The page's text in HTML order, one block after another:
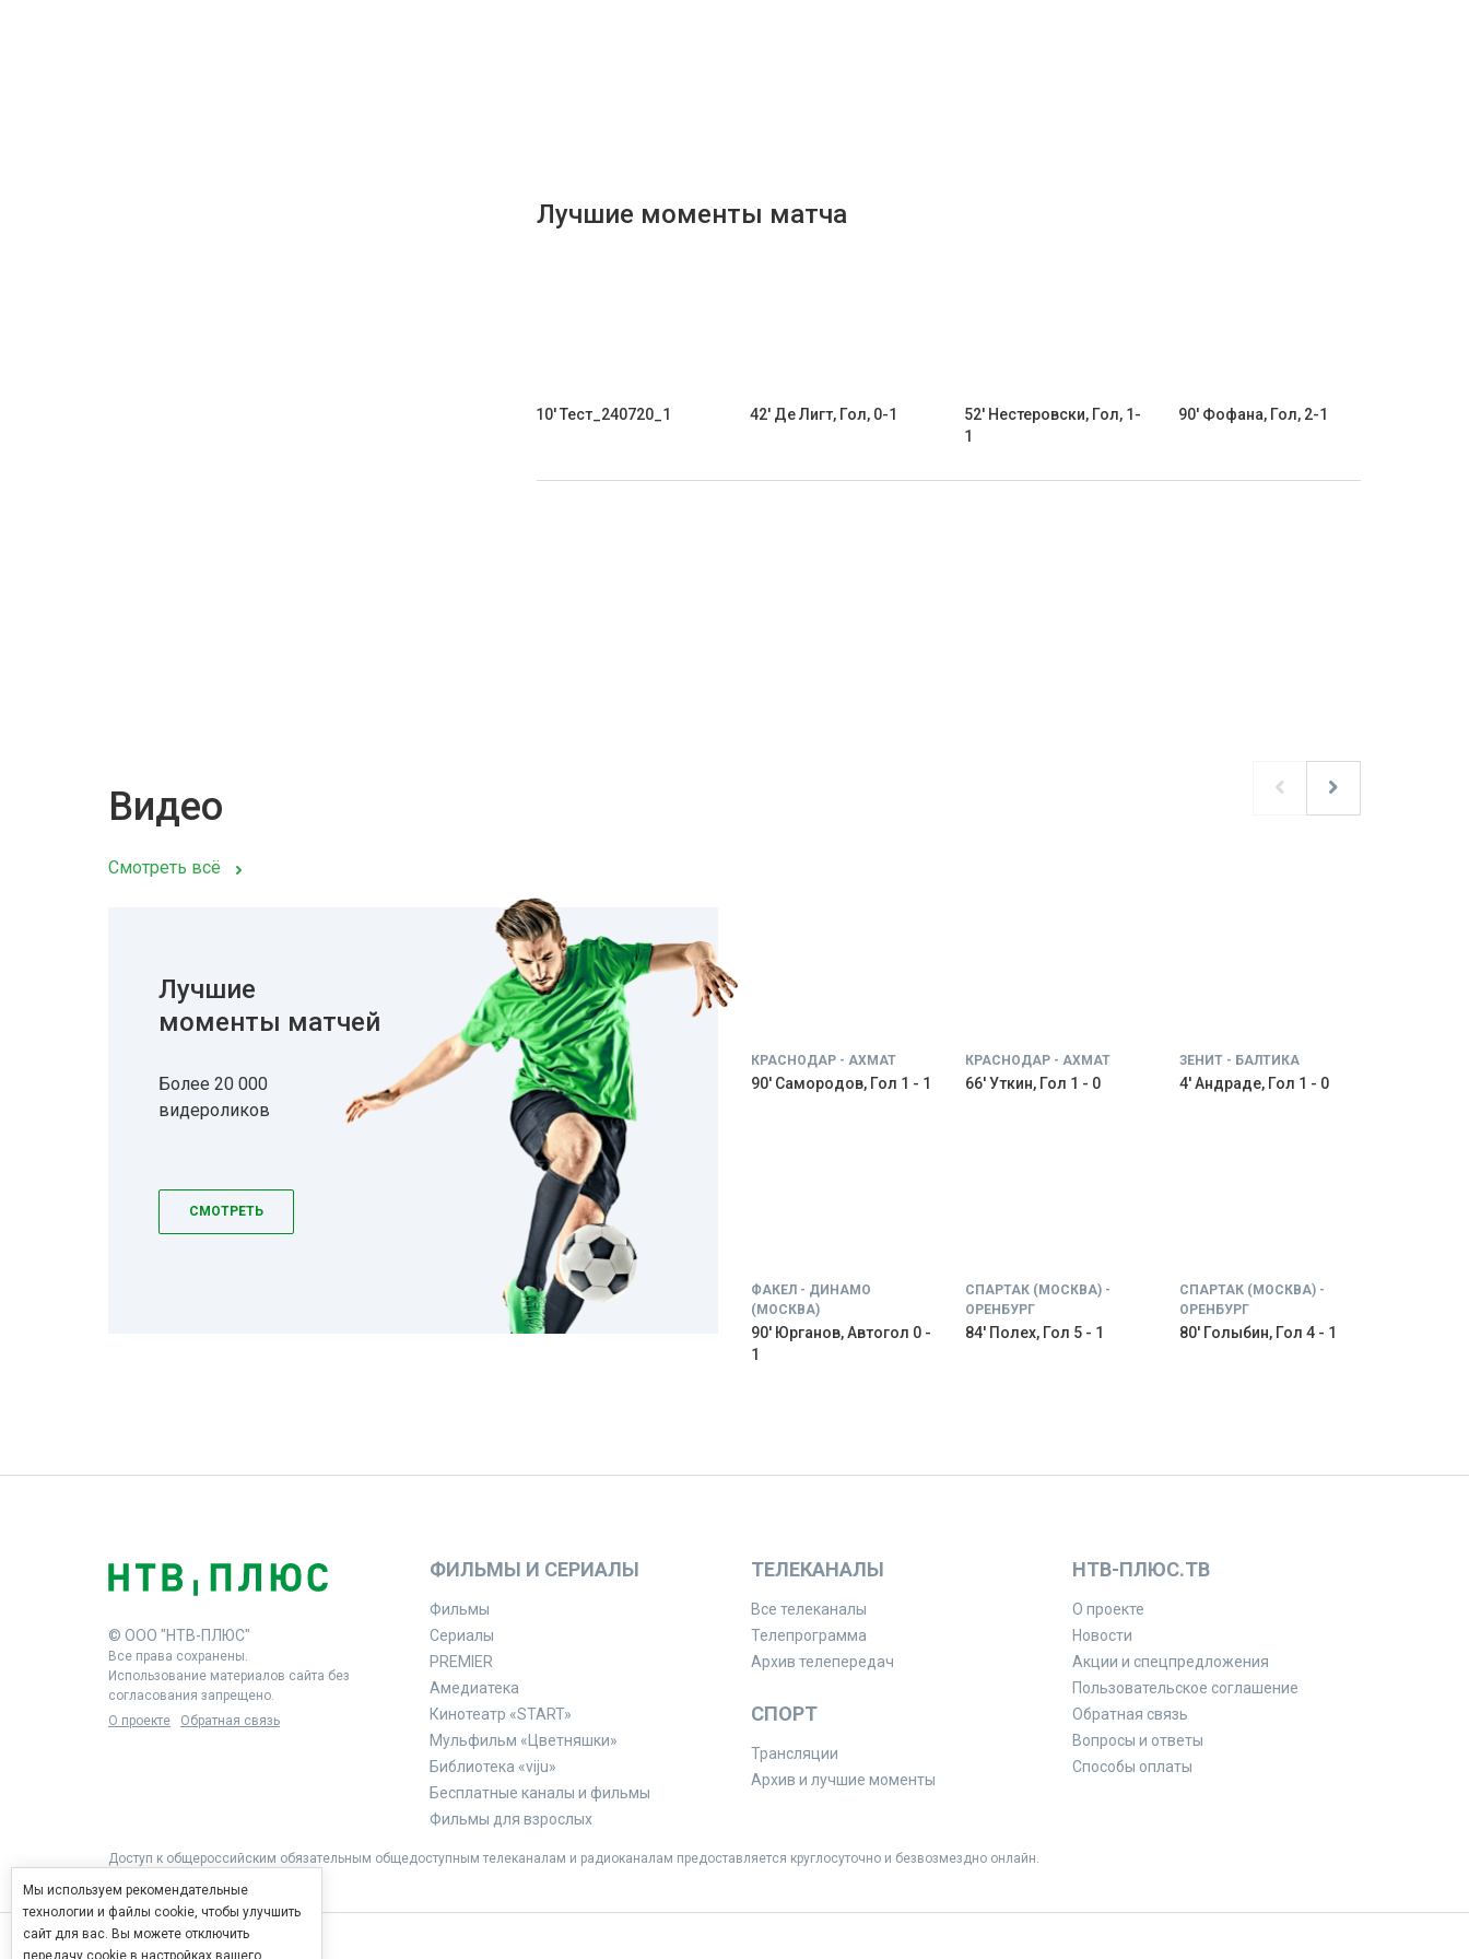
Лучшие моменты матча
10' Тест_240720_1 42' Де Лигт, Гол, 0-1
52' Нестеровски, Гол, 1-
1
90' Фофана, Гол, 2-1
Видео
Смотреть всё
Лучшие
моменты матчей
Более 20 000
видероликов
СМОТРЕТЬ
КРАСНОДАР - АХМАТ
90' Самородов, Гол 1 - 1
КРАСНОДАР - АХМАТ
66' Уткин, Гол 1 - 0
ЗЕНИТ - БАЛТИКА
4' Андраде, Гол 1 - 0
ФАКЕЛ - ДИНАМО
(МОСКВА)
90' Юрганов, Автогол 0 -
1
СПАРТАК (МОСКВА) -
ОРЕНБУРГ
84' Полех, Гол 5 - 1
СПАРТАК (МОСКВА) -
ОРЕНБУРГ
80' Голыбин, Гол 4 - 1
© ООО "НТВ-ПЛЮС"
Все права сохранены.
Использование материалов сайта без
согласования запрещено.
О проекте
Обратная связь
ФИЛЬМЫ И СЕРИАЛЫ
Фильмы
Сериалы
PREMIER
Амедиатека
Кинотеатр «START»
Мульфильм «Цветняшки»
Библиотека «viju»
Бесплатные каналы и фильмы
Фильмы для взрослых
ТЕЛЕКАНАЛЫ
Все телеканалы
Телепрограмма
Архив телепередач
СПОРТ
Трансляции
Архив и лучшие моменты
НТВ-ПЛЮС.ТВ
О проекте
Новости
Акции и спецпредложения
Пользовательское соглашение
Обратная связь
Вопросы и ответы
Способы оплаты
Доступ к общероссийским обязательным общедоступным телеканалам и радиоканалам предоставляется круглосуточно и безвозмездно онлайн.
Мы используем рекомендательные
технологии и файлы cookie, чтобы улучшить
сайт для вас. Вы можете отключить
передачу cookie в настройках вашего